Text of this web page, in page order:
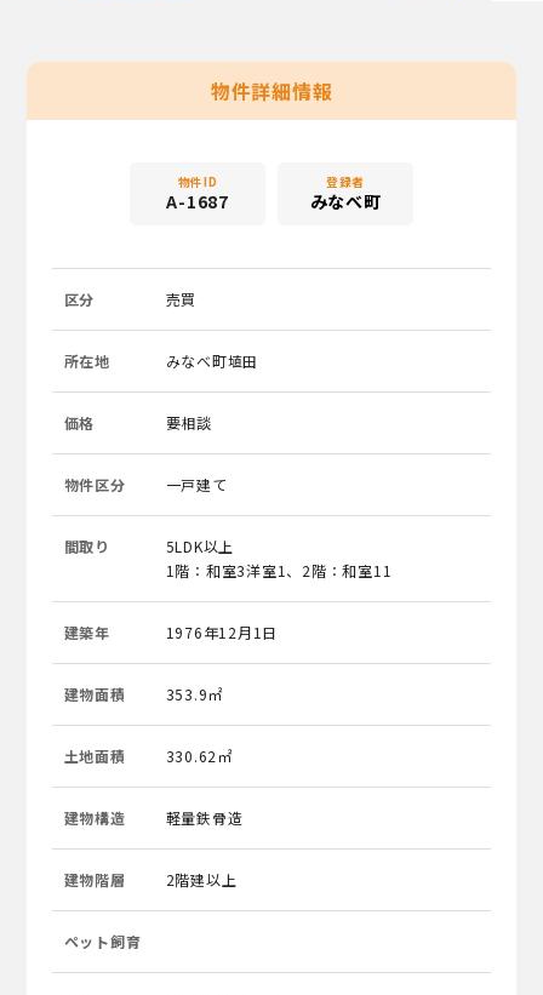
物件詳細情報
物件ID
A-1687
登録者
みなべ町
区分 売買
所在地 みなべ町埴田
価格 要相談
物件区分 一戸建て
間取り
5LDK以上
1階：和室3洋室1、2階：和室11
建築年 1976年12月1日
建物面積 353.9㎡
土地面積 330.62㎡
建物構造 軽量鉄骨造
建物階層 2階建以上
ペット飼育